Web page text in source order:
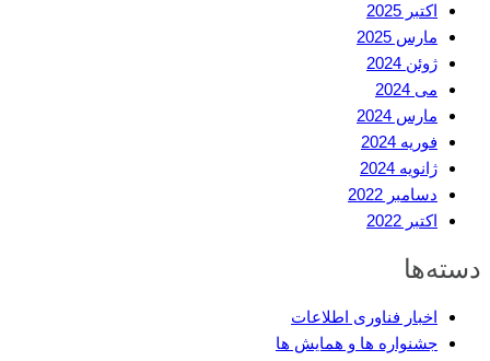
اکتبر 2025
مارس 2025
ژوئن 2024
می 2024
مارس 2024
فوریه 2024
ژانویه 2024
دسامبر 2022
اکتبر 2022
دسته‌ها
اخبار فناوری اطلاعات
جشنواره ها و همایش ها